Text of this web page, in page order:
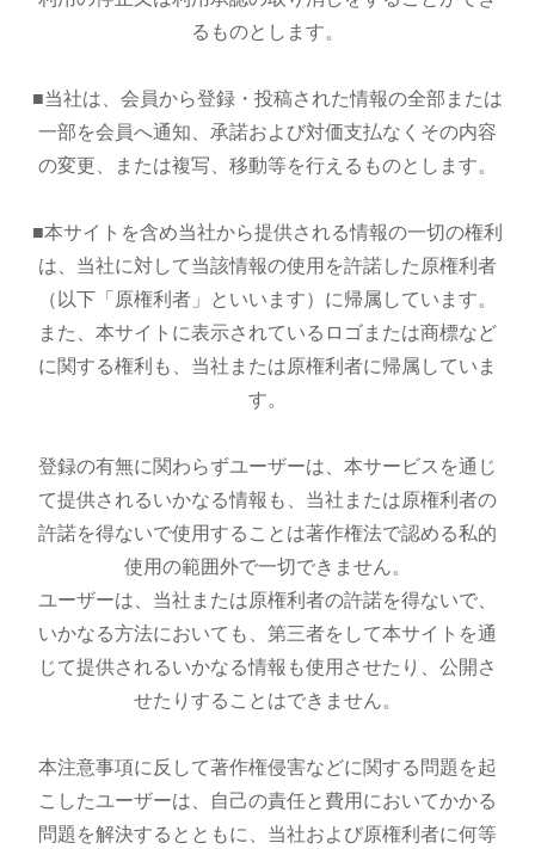
るものとします。
■当社は、会員から登録・投稿された情報の全部または
一部を会員へ通知、承諾および対価支払なくその内容
の変更、または複写、移動等を行えるものとします。
■本サイトを含め当社から提供される情報の一切の権利
は、当社に対して当該情報の使用を許諾した原権利者
（以下「原権利者」といいます）に帰属しています。
また、本サイトに表示されているロゴまたは商標など
に関する権利も、当社または原権利者に帰属していま
す。
登録の有無に関わらずユーザーは、本サービスを通じ
て提供されるいかなる情報も、当社または原権利者の
許諾を得ないで使用することは著作権法で認める私的
使用の範囲外で一切できません。
ユーザーは、当社または原権利者の許諾を得ないで、
いかなる方法においても、第三者をして本サイトを通
じて提供されるいかなる情報も使用させたり、公開さ
せたりすることはできません。
本注意事項に反して著作権侵害などに関する問題を起
こしたユーザーは、自己の責任と費用においてかかる
問題を解決するとともに、当社および原権利者に何等